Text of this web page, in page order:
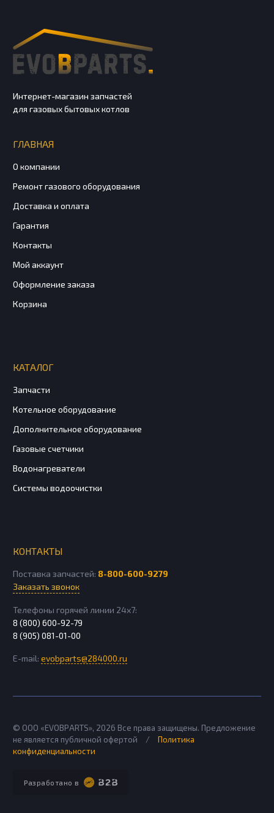
Интернет-магазин запчастей
для газовых бытовых котлов
ГЛАВНАЯ
О компании
Ремонт газового оборудования
Доставка и оплата
Гарантия
Контакты
Мой аккаунт
Оформление заказа
Корзина
КАТАЛОГ
Запчасти
Котельное оборудование
Дополнительное оборудование
Газовые счетчики
Водонагреватели
Системы водоочистки
КОНТАКТЫ
Поставка запчастей: 8-800-600-9279
Заказать звонок
Телефоны горячей линии 24х7:
8 (800) 600-92-79
8 (905) 081-01-00
E-mail: evobparts@284000.ru
Разработано в
© ООО «EVOBPARTS», 2026 Все права защищены. Предложение
не является публичной офертой
/
Политика
конфиденциальности